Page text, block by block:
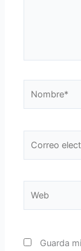
electrónico*
Guarda